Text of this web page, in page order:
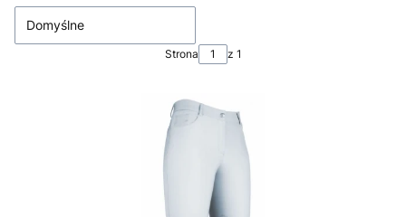
Domyślne
Strona z 1